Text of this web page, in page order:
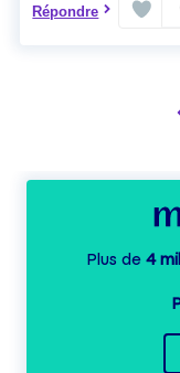
Répondre
Plus de 4